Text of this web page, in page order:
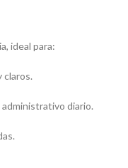
ideal para:
claros.
diario.